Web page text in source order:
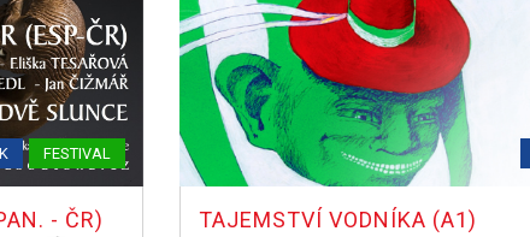
FESTIVAL
- ČR) TAJEMSTVÍ VODNÍKA (A1)